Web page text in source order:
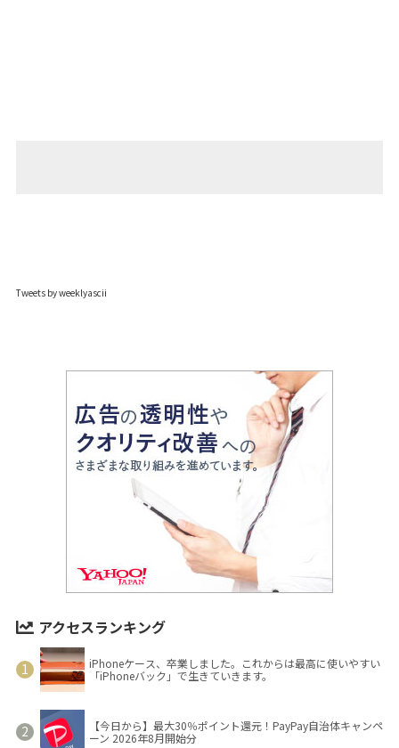
Tweets by weeklyascii
アクセスランキング
iPhoneケース、卒業しました。これからは最高に使いやすい
「iPhoneバック」で生きていきます。
【今日から】最大30％ポイント還元！PayPay自治体キャンペ
ーン 2026年8月開始分